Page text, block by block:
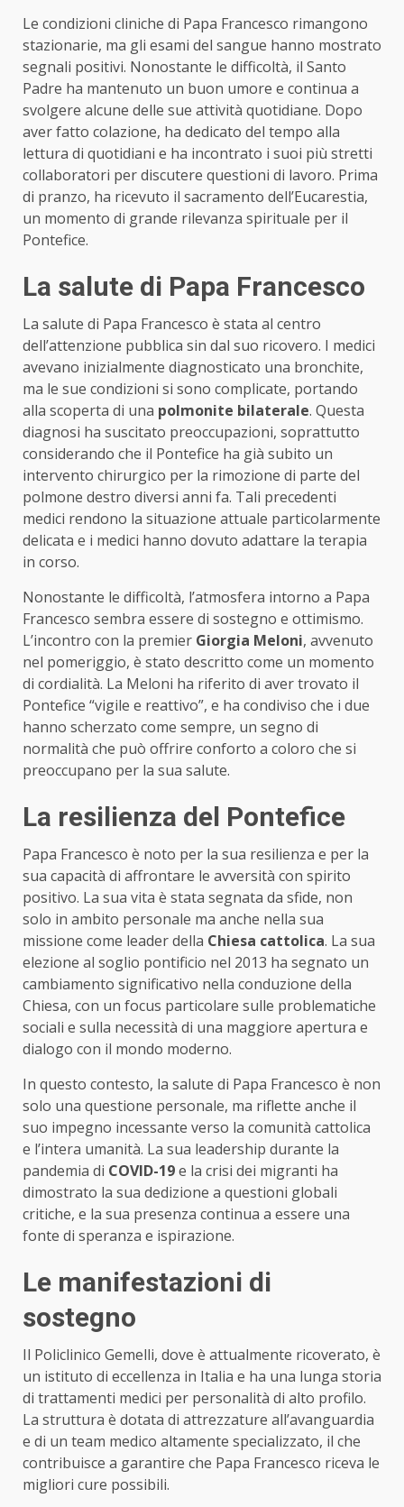
Le condizioni cliniche di Papa Francesco rimangono
stazionarie, ma gli esami del sangue hanno mostrato
segnali positivi. Nonostante le difficoltà, il Santo
Padre ha mantenuto un buon umore e continua a
svolgere alcune delle sue attività quotidiane. Dopo
aver fatto colazione, ha dedicato del tempo alla
lettura di quotidiani e ha incontrato i suoi più stretti
collaboratori per discutere questioni di lavoro. Prima
di pranzo, ha ricevuto il sacramento dell’Eucarestia,
un momento di grande rilevanza spirituale per il
Pontefice.
La salute di Papa Francesco
La salute di Papa Francesco è stata al centro
dell’attenzione pubblica sin dal suo ricovero. I medici
avevano inizialmente diagnosticato una bronchite,
ma le sue condizioni si sono complicate, portando
alla scoperta di una polmonite bilaterale. Questa
diagnosi ha suscitato preoccupazioni, soprattutto
considerando che il Pontefice ha già subito un
intervento chirurgico per la rimozione di parte del
polmone destro diversi anni fa. Tali precedenti
medici rendono la situazione attuale particolarmente
delicata e i medici hanno dovuto adattare la terapia
in corso.
Nonostante le difficoltà, l’atmosfera intorno a Papa
Francesco sembra essere di sostegno e ottimismo.
L’incontro con la premier Giorgia Meloni, avvenuto
nel pomeriggio, è stato descritto come un momento
di cordialità. La Meloni ha riferito di aver trovato il
Pontefice “vigile e reattivo”, e ha condiviso che i due
hanno scherzato come sempre, un segno di
normalità che può offrire conforto a coloro che si
preoccupano per la sua salute.
La resilienza del Pontefice
Papa Francesco è noto per la sua resilienza e per la
sua capacità di affrontare le avversità con spirito
positivo. La sua vita è stata segnata da sfide, non
solo in ambito personale ma anche nella sua
missione come leader della Chiesa cattolica. La sua
elezione al soglio pontificio nel 2013 ha segnato un
cambiamento significativo nella conduzione della
Chiesa, con un focus particolare sulle problematiche
sociali e sulla necessità di una maggiore apertura e
dialogo con il mondo moderno.
In questo contesto, la salute di Papa Francesco è non
solo una questione personale, ma riflette anche il
suo impegno incessante verso la comunità cattolica
e l’intera umanità. La sua leadership durante la
pandemia di COVID-19e la crisi dei migranti ha
dimostrato la sua dedizione a questioni globali
critiche, e la sua presenza continua a essere una
fonte di speranza e ispirazione.
Le manifestazioni di
sostegno
Il Policlinico Gemelli, dove è attualmente ricoverato, è
un istituto di eccellenza in Italia e ha una lunga storia
di trattamenti medici per personalità di alto profilo.
La struttura è dotata di attrezzature all’avanguardia
e di un team medico altamente specializzato, il che
contribuisce a garantire che Papa Francesco riceva le
migliori cure possibili.